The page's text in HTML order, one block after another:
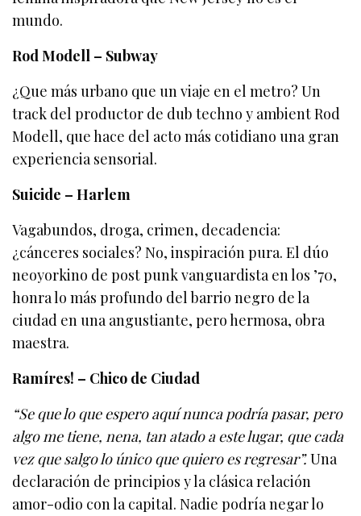
mundo.
Rod Modell – Subway
¿Que más urbano que un viaje en el metro? Un
track del productor de dub techno y ambient Rod
Modell, que hace del acto más cotidiano una gran
experiencia sensorial.
Suicide – Harlem
Vagabundos, droga, crimen, decadencia:
¿cánceres sociales? No, inspiración pura. El dúo
neoyorkino de post punk vanguardista en los ’70,
honra lo más profundo del barrio negro de la
ciudad en una angustiante, pero hermosa, obra
maestra.
Ramíres! – Chico de Ciudad
“Se que lo que espero aquí nunca podría pasar, pero
algo me tiene, nena, tan atado a este lugar, que cada
vez que salgo lo único que quiero es regresar”.Una
declaración de principios y la clásica relación
amor-odio con la capital. Nadie podría negar lo